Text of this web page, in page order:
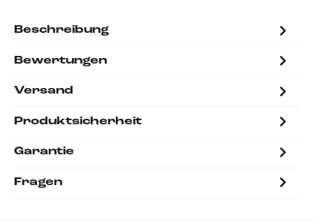
Beschreibung
Bewertungen
Versand
Produktsicherheit
Garantie
Fragen